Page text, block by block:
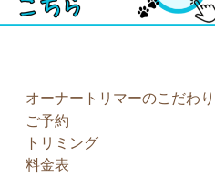
オーナートリマーのこだわり
ご予約
トリミング
料金表